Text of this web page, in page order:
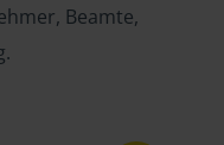
Beamte,